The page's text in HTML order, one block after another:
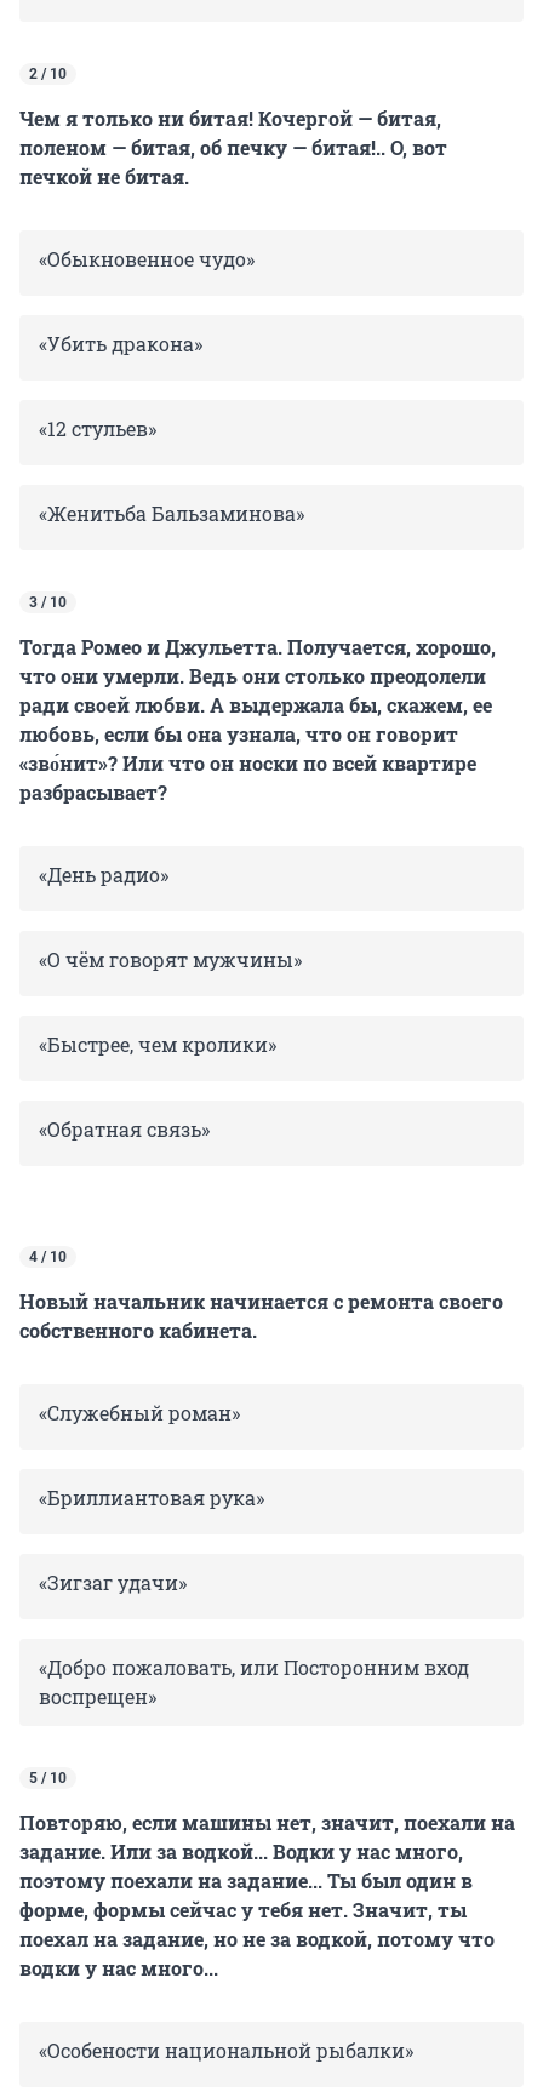
2 / 10
Чем я только ни битая! Кочергой — битая,
поленом — битая, об печку — битая!.. О, вот
печкой не битая.
«Обыкновенное чудо»
«Убить дракона»
«12 стульев»
«Женитьба Бальзаминова»
3 / 10
Тогда Ромео и Джульетта. Получается, хорошо,
что они умерли. Ведь они столько преодолели
ради своей любви. А выдержала бы, скажем, ее
любовь, если бы она узнала, что он говорит
«зво́нит»? Или что он носки по всей квартире
разбрасывает?
«День радио»
«О чём говорят мужчины»
«Быстрее, чем кролики»
«Обратная связь»
4 / 10
Новый начальник начинается с ремонта своего
собственного кабинета.
«Служебный роман»
«Бриллиантовая рука»
«Зигзаг удачи»
«Добро пожаловать, или Посторонним вход
воспрещен»
5 / 10
Повторяю, если машины нет, значит, поехали на
задание. Или за водкой... Водки у нас много,
поэтому поехали на задание... Ты был один в
форме, формы сейчас у тебя нет. Значит, ты
поехал на задание, но не за водкой, потому что
водки у нас много...
«Особености национальной рыбалки»